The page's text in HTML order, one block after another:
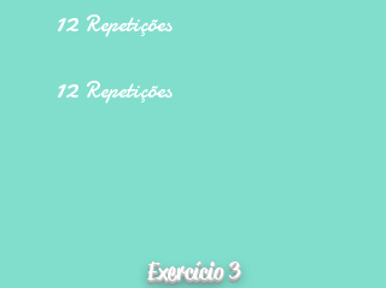
12 Repetições
12 Repetições
Exercício 3